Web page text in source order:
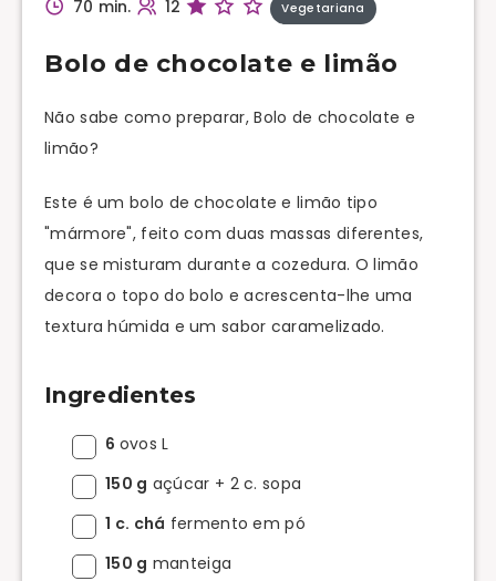
70 min. 12 Vegetariana
Bolo de chocolate e limão
Não sabe como preparar, Bolo de chocolate e
limão?
Este é um bolo de chocolate e limão tipo
"mármore", feito com duas massas diferentes,
que se misturam durante a cozedura. O limão
decora o topo do bolo e acrescenta-lhe uma
textura húmida e um sabor caramelizado.
Ingredientes
6 ovos L
150 g açúcar + 2 c. sopa
1 c. chá fermento em pó
150 g manteiga